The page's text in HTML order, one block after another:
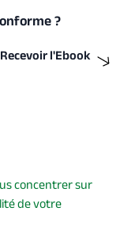
?
Recevoir l'Ebook
concentrer sur
de votre